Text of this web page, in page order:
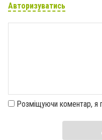
Авторизуватись
Розміщуючи коментар, я